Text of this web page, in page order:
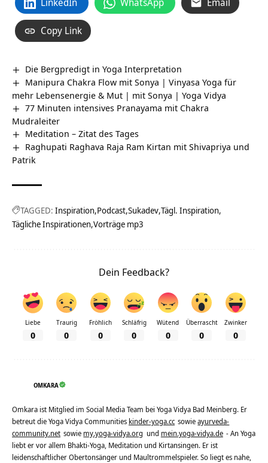
Copy Link
Die Bergpredigt in Yoga Interpretation
Manipura Chakra Flow mit Sonya | Vinyasa Yoga für
mehr Lebensenergie & Mut | mit Sonya | Yoga Vidya
77 Minuten intensives Pranayama mit Chakra
Mudraleiter
Meditation – Zitat des Tages
Raghupati Raghava Raja Ram Kirtan mit Shivapriya und
Patrik
TAGGED: Inspiration Podcast Sukadev Tägl. Inspiration
Tägliche Inspirationen Vorträge mp3
Dein Feedback?
Liebe
0
Traurig
0
Fröhlich
0
Schläfrig
0
Wütend
0
Überrascht
0
Zwinker
0
OMKARA
Omkara ist Mitglied im Social Media Team bei Yoga Vidya Bad Meinberg. Er
betreut die Yoga Vidya Communities kinder-yoga.cc sowieayurveda-
community.net sowie my.yoga-vidya.org und mein.yoga-vidya.de - An Yoga
liebt er vor allem Bhakti-Yoga, Meditation und Kirtansingen. Er ist
leidenschaftlicher Obertonsänger und Maultrommelspieler. So liegt es nahe,